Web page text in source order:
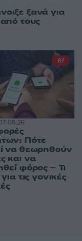
ξανά για
τους
Πότε
να θεωρηθούν
και να
φόρος – Τι
για τις γονικές
87